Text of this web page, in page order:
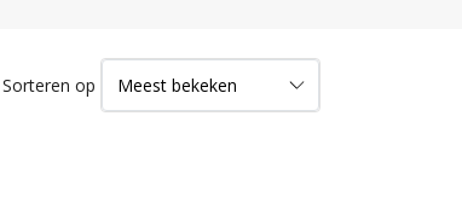
Sorteren op